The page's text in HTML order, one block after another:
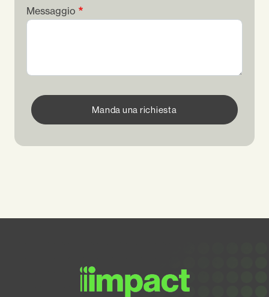
Messaggio
Manda una richiesta